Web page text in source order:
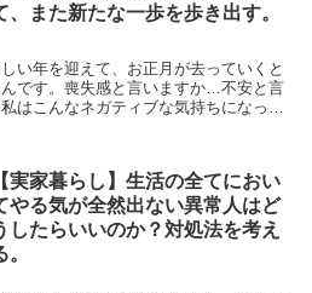
、また新たな一歩を歩き出す。
い年を迎えて、お正月が去っていくと
です。喪失感と言いますか…不安と言
はこんなネガティブな気持ちになって
【実家暮らし】生活の全てにおい
やる気が全然出ない異常人はど
したらいいのか？対処法を考え
。